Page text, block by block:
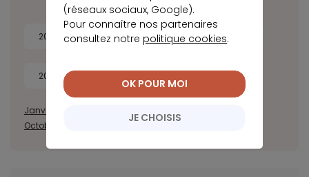
2026 2025 2024
2022
Janvier
Octobre
(réseaux sociaux, Google).
Pour connaître nos partenaires
consultez notre politique cookies.
JE CHOISIS
OK POUR MOI